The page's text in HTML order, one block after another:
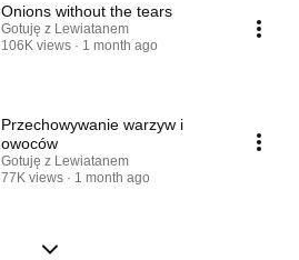
Onions without the tears
Gotuję z Lewiatanem
106K views
1 month ago
Przechowywanie warzyw i
owoców
Gotuję z Lewiatanem
77K views
1 month ago